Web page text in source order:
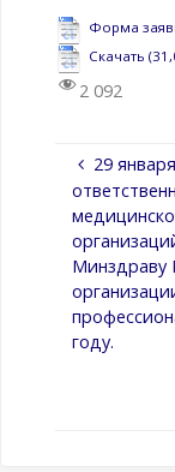
Форма
Скачать
2 092
29
Минздраву
году.